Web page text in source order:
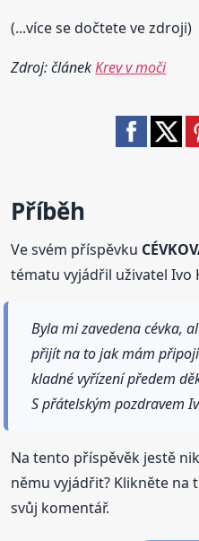
(...více se dočtete ve zdroji)
Zdroj: článekKrev v moči
Příběh
Ve svém příspěvku
tématu vyjádřil uživatel Ivo
Byla mi zavedena cévka,
přijít na to jak mám
kladné vyřízení předem
S přátelským pozdravem
Na tento příspěvěk jestě
němu vyjádřit? Klikněte na
svůj komentář.